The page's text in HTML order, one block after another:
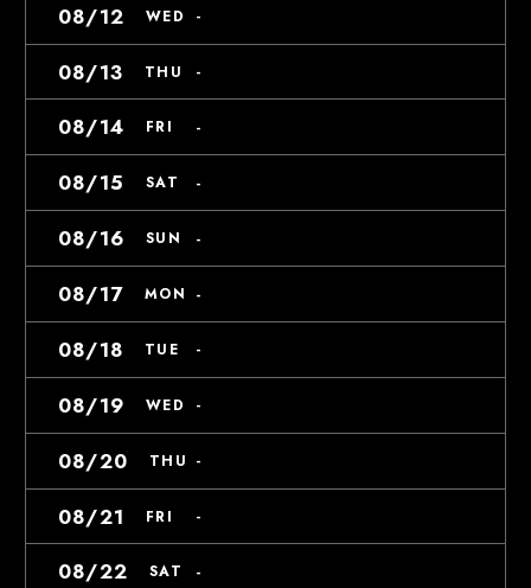
08/12 WED -
08/13 THU -
08/14 FRI -
08/15 SAT -
08/16 SUN -
08/17 MON -
08/18 TUE -
08/19 WED -
08/20 THU -
08/21 FRI -
08/22 SAT -